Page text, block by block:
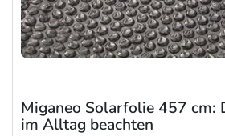
Miganeo Solarfolie 457 cm:
im Alltag beachten